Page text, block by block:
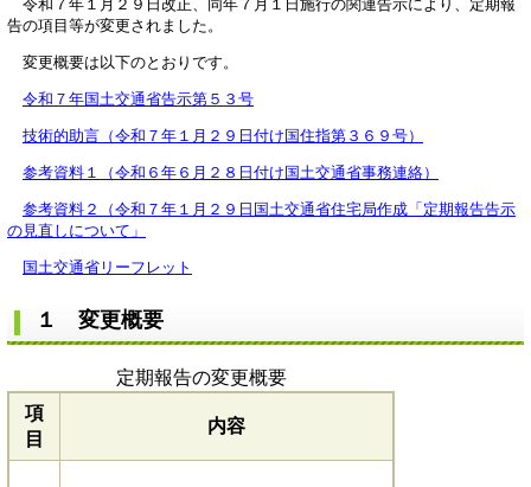
令和７年１月２９日改正、同年７月１日施行の関連告示により、定期報
告の項目等が変更されました。
変更概要は以下のとおりです。
令和７年国土交通省告示第５３号
技術的助言（令和７年１月２９日付け国住指第３６９号）
参考資料１（令和６年６月２８日付け国土交通省事務連絡）
参考資料２（令和７年１月２９日国土交通省住宅局作成「定期報告告示
の見直しについて」
国土交通省リーフレット
１ 変更概要
定期報告の変更概要
項
目
内容